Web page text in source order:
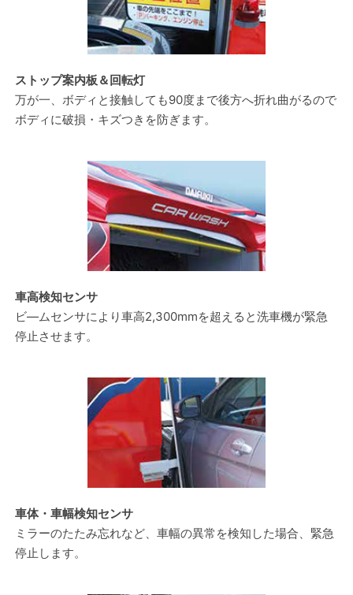
ストップ案内板＆回転灯
万が一、ボディと接触しても90度まで後方へ折れ曲がるので
ボディに破損・キズつきを防ぎます。
車高検知センサ
ビ―ムセンサにより車高2,300mmを超えると洗車機が緊急
停止させます。
車体・車幅検知センサ
ミラーのたたみ忘れなど、車幅の異常を検知した場合、緊急
停止します。